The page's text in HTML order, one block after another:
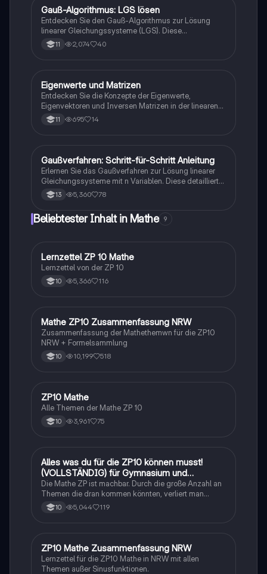
Ideal für Studierende der Mathematik und
Ingenieurwissenschaften.
Mathe
Gauß-Algorithmus: LGS lösen
Entdecken Sie den Gauß-Algorithmus zur Lösung
linearer Gleichungssysteme (LGS). Diese
Zusammenfassung behandelt die Schritte der
Eliminierung, die Anzahl der Lösungen (eine,
Gleichsetzungs- und Einsetzungsverfahren. Ideal für
Studierende der linearen Algebra.
11 2,074 40
Mathe
Eigenwerte und Matrizen
Entdecken Sie die Konzepte der Eigenwerte,
Eigenvektoren und Inversen Matrizen in der linearen
Algebra. Diese Zusammenfassung behandelt die
Lösung linearer Gleichungssysteme, die Bedeutung
auf Prüfungen vorbereiten oder ihr Verständnis der
linearen Algebra vertiefen möchten.
11 695 14
Mathe
Gaußverfahren: Schritt-für-Schritt Anleitung
Erlernen Sie das Gaußverfahren zur Lösung linearer
Gleichungssysteme mit n Variablen. Diese detaillierte
Anleitung führt Sie durch die Schritte der
Äquivalenzumformung und das schrittweise Lösen
Studierende der Mathematik und
13 5,360 78
Beliebtester Inhalt in Mathe 9
Mathe
Lernzettel ZP 10 Mathe
Lernzettel von der ZP 10
10 5,366 116
Mathe
Mathe ZP10 Zusammenfassung NRW
Zusammenfassung der Mathethemwn für die ZP10
NRW + Formelsammlung
10 10,199 518
Mathe
ZP10 Mathe
Alle Themen der Mathe ZP 10
10 3,961 75
Mathe
Alles was du für die ZP10 können musst!
(VOLLSTÄNDIG) für Gymnasium und
Realschule
Die Mathe ZP ist machbar. Durch die große Anzahl an
Themen die dran kommen könnten, verliert man
schnell den Überblick. Also habe ich von den kleinsten
Themen bis hin zu den größten alles
10 5,044 119
Mathe
ZP10 Mathe Zusammenfassung NRW
Lernzettel für die ZP10 Mathe in NRW mit allen
Themen außer Sinusfunktionen.